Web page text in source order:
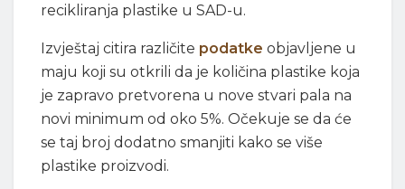
recikliranja plastike u SAD-u.
Izvještaj citira različite podatke objavljene u
maju koji su otkrili da je količina plastike koja
je zapravo pretvorena u nove stvari pala na
novi minimum od oko 5%. Očekuje se da će
se taj broj dodatno smanjiti kako se više
plastike proizvodi.